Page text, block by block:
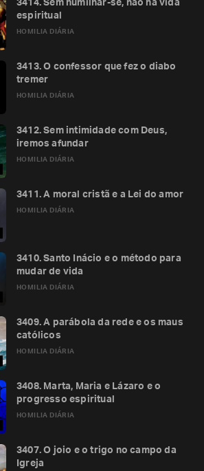
HOMILIA DIÁRIA
3414. Sem humilhar-se, não há vida
espiritual
HOMILIA DIÁRIA
3413. O confessor que fez o diabo
tremer
HOMILIA DIÁRIA
3412. Sem intimidade com Deus,
iremos afundar
HOMILIA DIÁRIA
3411. A moral cristã e a Lei do amor
HOMILIA DIÁRIA
3410. Santo Inácio e o método para
mudar de vida
HOMILIA DIÁRIA
3409. A parábola da rede e os maus
católicos
HOMILIA DIÁRIA
3408. Marta, Maria e Lázaro e o
progresso espiritual
3407. O joio e o trigo no campo da
Igreja